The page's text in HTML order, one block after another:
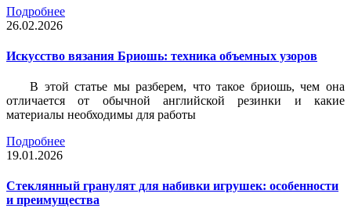
Подробнее
26.02.2026
Искусство вязания Бриошь: техника объемных узоров
В этой статье мы разберем, что такое бриошь, чем она
отличается от обычной английской резинки и какие
материалы необходимы для работы
Подробнее
19.01.2026
Стеклянный гранулят для набивки игрушек: особенности
и преимущества